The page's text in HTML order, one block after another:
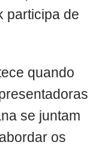
participa de
quando
se juntam
os